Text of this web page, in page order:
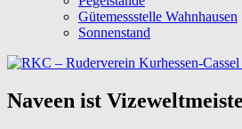
Gütemessstelle Wahnhausen
Sonnenstand
Naveen ist